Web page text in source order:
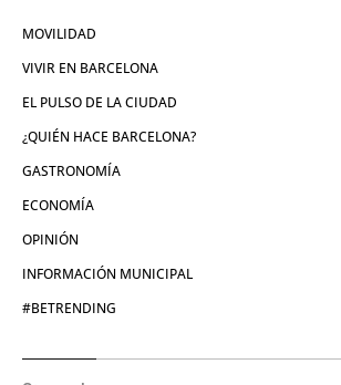
MOVILIDAD
VIVIR EN BARCELONA
EL PULSO DE LA CIUDAD
¿QUIÉN HACE BARCELONA?
GASTRONOMÍA
ECONOMÍA
OPINIÓN
INFORMACIÓN MUNICIPAL
#BETRENDING